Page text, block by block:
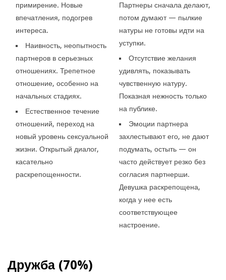
примирение. Новые
впечатления, подогрев
интереса.
Наивность, неопытность
партнеров в серьезных
отношениях. Трепетное
отношение, особенно на
начальных стадиях.
Естественное течение
отношений, переход на
новый уровень сексуальной
жизни. Открытый диалог,
касательно
раскрепощенности.
Партнеры сначала делают,
потом думают — пылкие
натуры не готовы идти на
уступки.
Отсутствие желания
удивлять, показывать
чувственную натуру.
Показная нежность только
на публике.
Эмоции партнера
захлестывают его, не дают
подумать, остыть — он
часто действует резко без
согласия партнерши.
Девушка раскрепощена,
когда у нее есть
соответствующее
настроение.
Дружба (70%)